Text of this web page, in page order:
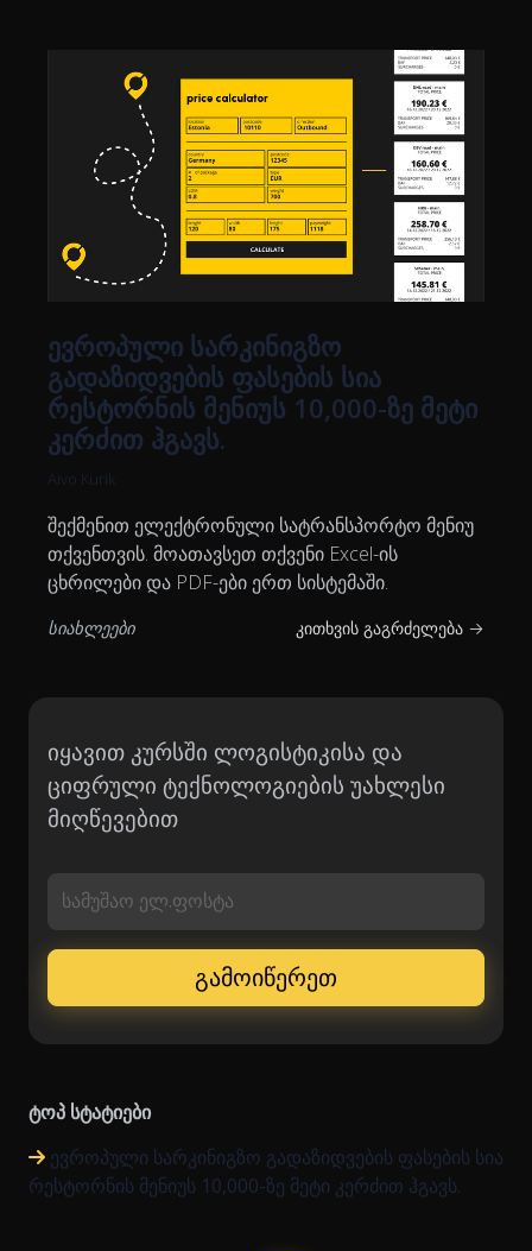
ევროპული სარკინიგზო
გადაზიდვების ფასების სია
რესტორნის მენიუს 10,000-ზე მეტი
კერძით ჰგავს.
Aivo Kurik
შექმენით ელექტრონული სატრანსპორტო მენიუ
თქვენთვის. მოათავსეთ თქვენი Excel-ის
ცხრილები და PDF-ები ერთ სისტემაში.
სიახლეები კითხვის გაგრძელება →
იყავით კურსში ლოგისტიკისა და
ციფრული ტექნოლოგიების უახლესი
მიღწევებით
სამუშაო ელ.ფოსტა
ტოპ სტატიები
ევროპული სარკინიგზო გადაზიდვების ფასების სია
რესტორნის მენიუს 10,000-ზე მეტი კერძით ჰგავს.